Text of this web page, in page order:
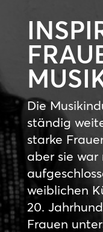
Die
ständig
starke
aber sie
weiblichen
20.
Frauen